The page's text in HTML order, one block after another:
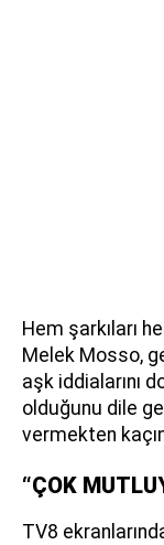
Hem şarkıları
Melek Mosso,
aşk iddialarını
olduğunu dile
vermekten
“ÇOK
TV8